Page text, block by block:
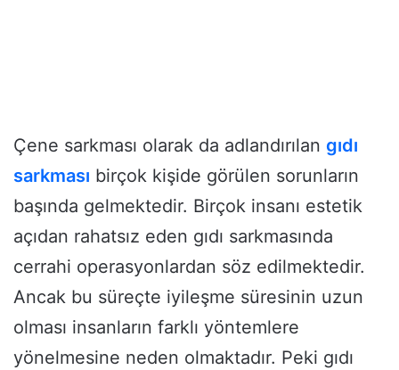
Çene sarkması olarak da adlandırılan gıdı
sarkması birçok kişide görülen sorunların
başında gelmektedir. Birçok insanı estetik
açıdan rahatsız eden gıdı sarkmasında
cerrahi operasyonlardan söz edilmektedir.
Ancak bu süreçte iyileşme süresinin uzun
olması insanların farklı yöntemlere
yönelmesine neden olmaktadır. Peki gıdı